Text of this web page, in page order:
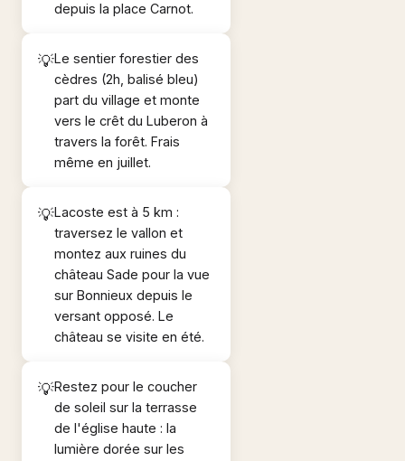
depuis la place Carnot.
Le sentier forestier des
cèdres (2h, balisé bleu)
part du village et monte
vers le crêt du Luberon à
travers la forêt. Frais
même en juillet.
Lacoste est à 5 km :
traversez le vallon et
montez aux ruines du
château Sade pour la vue
sur Bonnieux depuis le
versant opposé. Le
château se visite en été.
Restez pour le coucher
de soleil sur la terrasse
de l'église haute : la
lumière dorée sur les